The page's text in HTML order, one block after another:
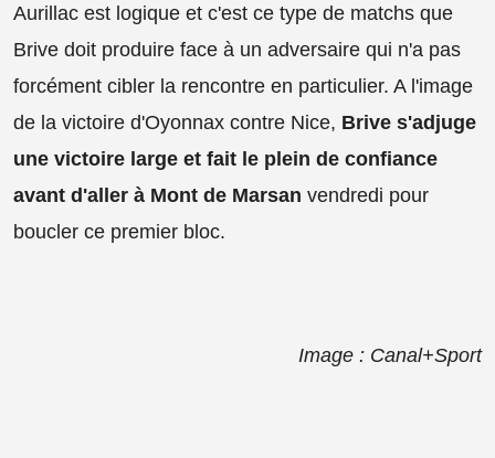
Aurillac est logique et c'est ce type de matchs que
Brive doit produire face à un adversaire qui n'a pas
forcément cibler la rencontre en particulier. A l'image
de la victoire d'Oyonnax contre Nice, Brive s'adjuge
une victoire large et fait le plein de confiance
avant d'aller à Mont de Marsan vendredi pour
boucler ce premier bloc.
Image : Canal+Sport